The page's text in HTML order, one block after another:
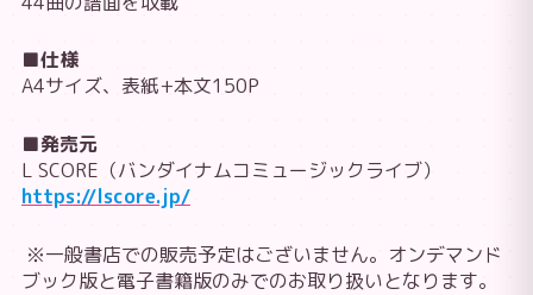
■仕様
A4サイズ、表紙+本文150P
■発売元
L SCORE（バンダイナムコミュージックライブ）
https://lscore.jp/
※一般書店での販売予定はございません。オンデマンド
ブック版と電子書籍版のみでのお取り扱いとなります。